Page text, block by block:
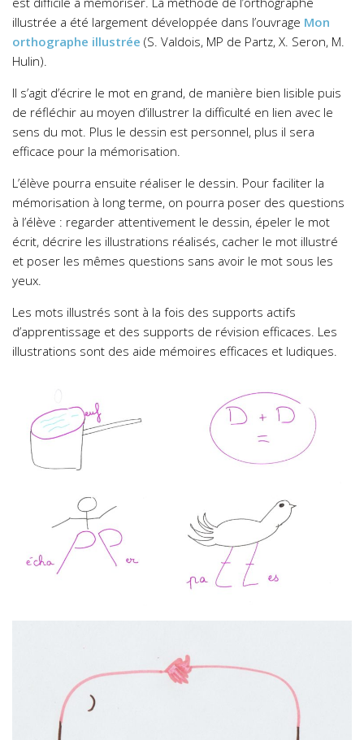
illustrée a été largement développée dans l’ouvrage Mon
orthographe illustrée (S. Valdois, MP de Partz, X. Seron, M.
Hulin).
Il s’agit d’écrire le mot en grand, de manière bien lisible puis
de réfléchir au moyen d’illustrer la difficulté en lien avec le
sens du mot. Plus le dessin est personnel, plus il sera
efficace pour la mémorisation.
L’élève pourra ensuite réaliser le dessin. Pour faciliter la
mémorisation à long terme, on pourra poser des questions
à l’élève : regarder attentivement le dessin, épeler le mot
écrit, décrire les illustrations réalisés, cacher le mot illustré
et poser les mêmes questions sans avoir le mot sous les
yeux.
Les mots illustrés sont à la fois des supports actifs
d’apprentissage et des supports de révision efficaces. Les
illustrations sont des aide mémoires efficaces et ludiques.